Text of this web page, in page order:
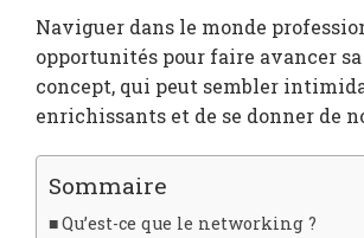
Naviguer dans le monde
opportunités pour faire avancer
concept, qui peut sembler
enrichissants et de se donner de
Sommaire
Qu’est-ce que le networking ?